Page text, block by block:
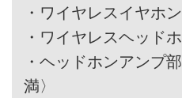
・ ワイヤレスイヤホ
・ ワイヤレスヘッド
・ ヘッドホンアンプ
満〉